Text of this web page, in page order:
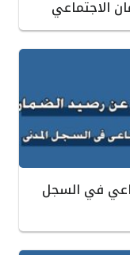
الاجتماعي
في السجل